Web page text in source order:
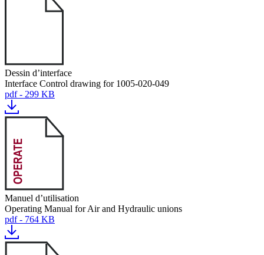
Dessin d’interface
Interface Control drawing for 1005-020-049
pdf - 299 KB
Manuel d’utilisation
Operating Manual for Air and Hydraulic unions
pdf - 764 KB